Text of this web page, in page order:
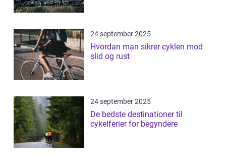
24 september 2025
Hvordan man sikrer cyklen mod
slid og rust
24 september 2025
De bedste destinationer til
cykelferier for begyndere